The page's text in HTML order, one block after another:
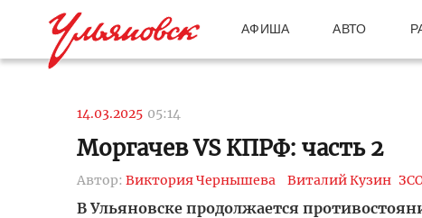
АФИША АВТО
14.03.2025 05:14
Моргачев VS КПРФ: часть 2
Автор: Виктория Чернышева Виталий Кузин
В Ульяновске продолжается